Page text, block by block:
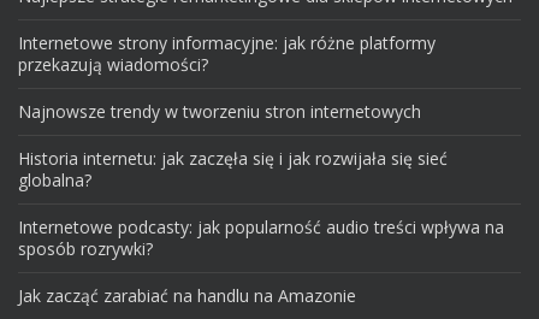
Internetowe strony informacyjne: jak różne platformy
przekazują wiadomości?
Najnowsze trendy w tworzeniu stron internetowych
Historia internetu: jak zaczęła się i jak rozwijała się sieć
globalna?
Internetowe podcasty: jak popularność audio treści wpływa na
sposób rozrywki?
Jak zacząć zarabiać na handlu na Amazonie